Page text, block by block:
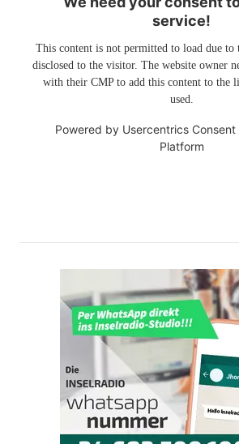
service!
This content is not permitted to load due to
disclosed to the visitor. The website owner
with their CMP to add this content to the
used.
Powered by Usercentrics
Platform